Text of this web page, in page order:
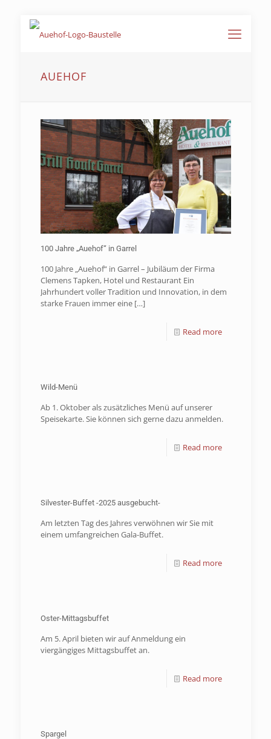
AUEHOF
100 Jahre „Auehof“ in Garrel
100 Jahre „Auehof“ in Garrel – Jubiläum der Firma
Clemens Tapken, Hotel und Restaurant Ein
Jahrhundert voller Tradition und Innovation, in dem
starke Frauen immer eine[…]
Read more
Wild-Menü
Ab 1. Oktober als zusätzliches Menü auf unserer
Speisekarte. Sie können sich gerne dazu anmelden.
Read more
Silvester-Buffet -2025 ausgebucht-
Am letzten Tag des Jahres verwöhnen wir Sie mit
einem umfangreichen Gala-Buffet.
Read more
Oster-Mittagsbuffet
Am 5. April bieten wir auf Anmeldung ein
viergängiges Mittagsbuffet an.
Read more
Spargel